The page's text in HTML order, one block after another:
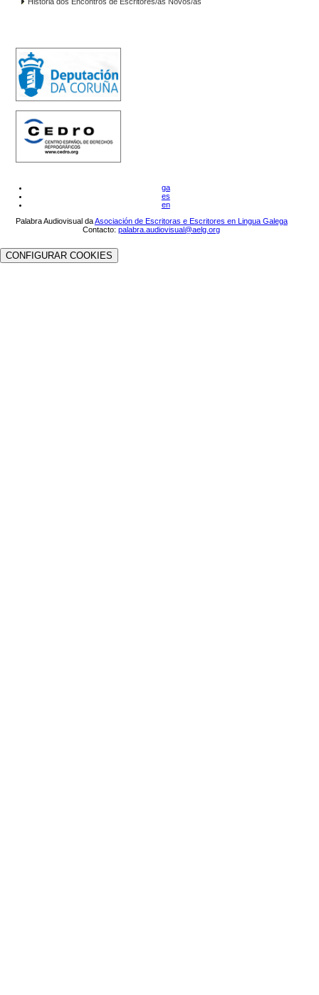
ga
es
en
Palabra Audiovisual daAsociación de Escritoras e Escritores en Lingua Galega
Contacto:palabra.audiovisual@aelg.org
CONFIGURAR COOKIES